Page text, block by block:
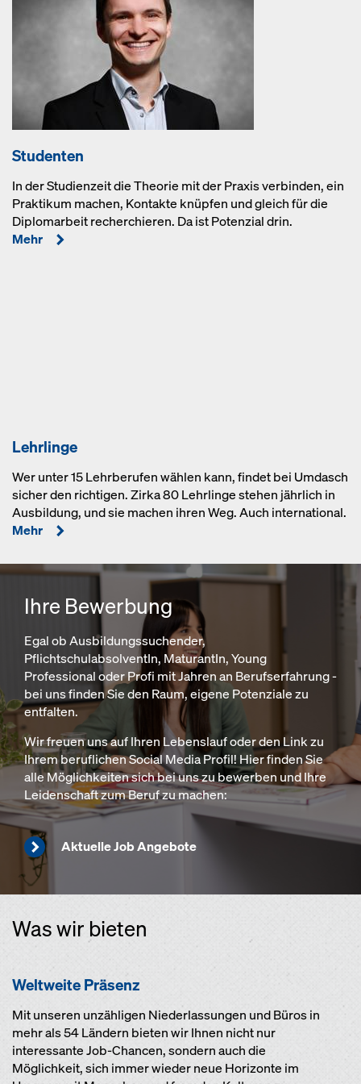
Studenten
In der Studienzeit die Theorie mit der Praxis verbinden, ein
Praktikum machen, Kontakte knüpfen und gleich für die
Diplomarbeit recherchieren. Da ist Potenzial drin.
Mehr
Lehrlinge
Wer unter 15 Lehrberufen wählen kann, findet bei Umdasch
sicher den richtigen. Zirka 80 Lehrlinge stehen jährlich in
Ausbildung, und sie machen ihren Weg. Auch international.
Mehr
Ihre Bewerbung
Egal ob Ausbildungssuchender,
PflichtschulabsolventIn, MaturantIn, Young
Professional oder Profi mit Jahren an Berufserfahrung -
bei uns finden Sie den Raum, eigene Potenziale zu
entfalten.
Wir freuen uns auf Ihren Lebenslauf oder den Link zu
Ihrem beruflichen Social Media Profil! Hier finden Sie
alle Möglichkeiten sich bei uns zu bewerben und Ihre
Leidenschaft zum Beruf zu machen:
Aktuelle Job Angebote
Was wir bieten
Weltweite Präsenz
Mit unseren unzähligen Niederlassungen und Büros in
mehr als 54 Ländern bieten wir Ihnen nicht nur
interessante Job-Chancen, sondern auch die
Möglichkeit, sich immer wieder neue Horizonte im